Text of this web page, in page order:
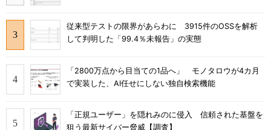
従来型テストの限界があらわに 3915件のOSSを解析
して判明した「99.4％未報告」の実態
「2800万点から目当ての1品へ」 モノタロウが4カ月
で実装した、AI任せにしない独自検索機能
「正規ユーザー」を隠れみのに侵入 信頼された基盤を
狙う最新サイバー脅威【調査】